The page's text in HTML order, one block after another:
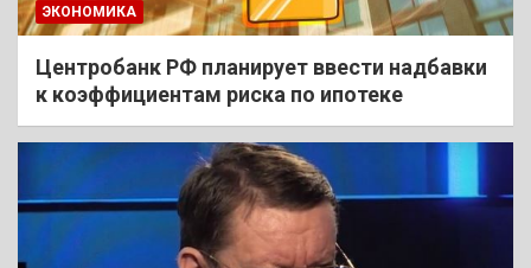
ЭКОНОМИКА
Центробанк РФ планирует ввести надбавки
к коэффициентам риска по ипотеке